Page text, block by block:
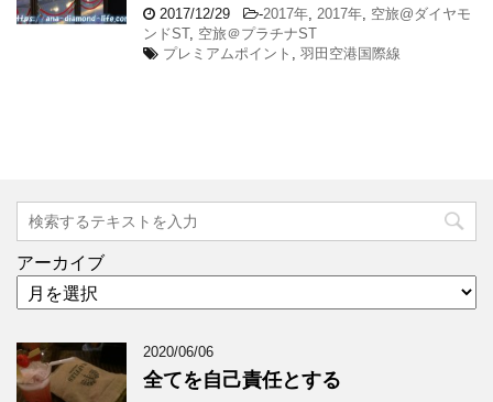
2017/12/29 -2017年, 2017年, 空旅@ダイヤモ
ンドST, 空旅＠プラチナST
プレミアムポイント , 羽田空港国際線
アーカイブ
2020/06/06
全てを自己責任とする